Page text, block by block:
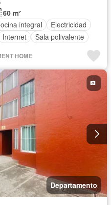
60 m²
integral
Electricidad
Internet
Sala polivalente
HOME
Departamento